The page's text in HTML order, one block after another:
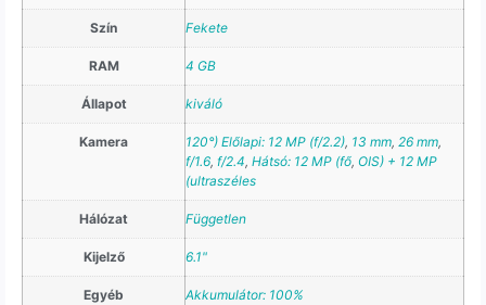
Szín Fekete
RAM 4 GB
Állapot kiváló
Kamera 120°) Előlapi: 12 MP (f/2.2), 13 mm, 26 mm,
f/1.6, f/2.4, Hátsó: 12 MP (fő, OIS) + 12 MP
(ultraszéles
Hálózat Független
Kijelző 6.1"
Egyéb Akkumulátor: 100%